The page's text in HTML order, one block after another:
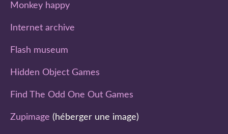
Monkey happy
Internet archive
Flash museum
Hidden Object Games
Find The Odd One Out Games
Zupimage (héberger une image)